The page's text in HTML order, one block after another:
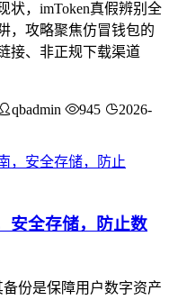
状，imToken真假辨别全
，攻略聚焦仿冒钱包的
接、非正规下载渠道
qbadmin 945
2026-
安全存储，防止数
份是保障用户数字资产